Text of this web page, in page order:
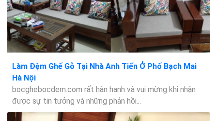
Làm Đệm Ghế Gỗ Tại Nhà Anh Tiến Ở Phố Bạch Mai
Hà Nội
bocghebocdem.com rất hân hạnh và vui mừng khi nhận
được sự tin tưởng và những phản hồi...